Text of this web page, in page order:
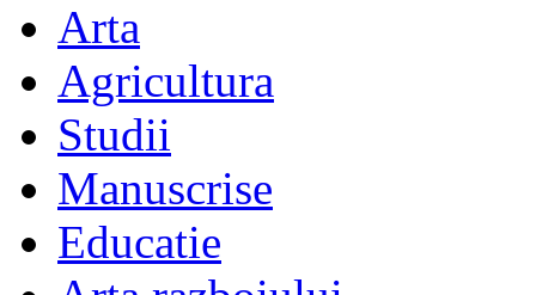
Arta
Agricultura
Studii
Manuscrise
Educatie